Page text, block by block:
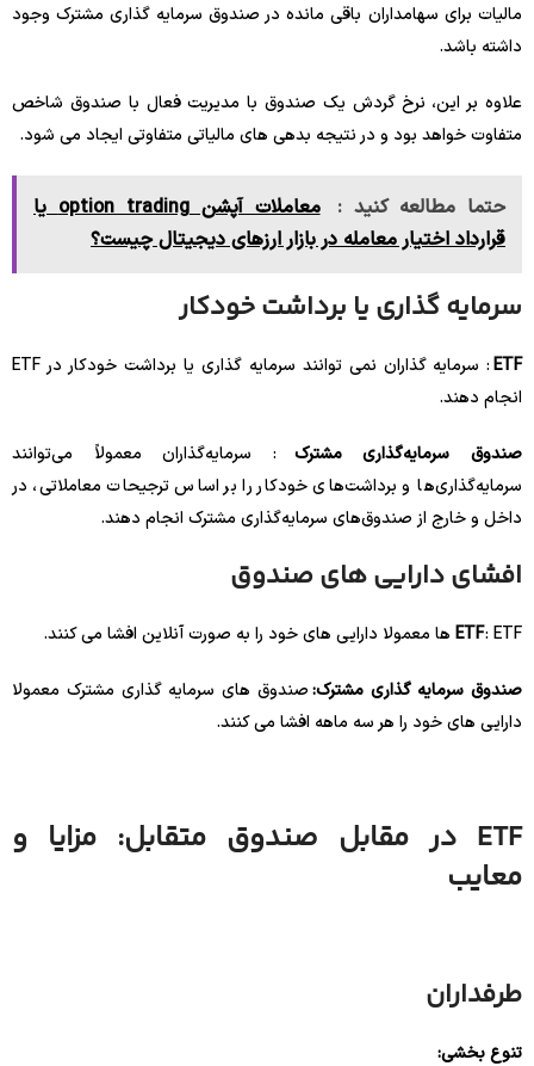
مالیات برای سهامداران باقی مانده در صندوق سرمایه گذاری مشترک وجود
داشته باشد.
علاوه بر این، نرخ گردش یک صندوق با مدیریت فعال با صندوق شاخص
متفاوت خواهد بود و در نتیجه بدهی های مالیاتی متفاوتی ایجاد می شود.
حتما مطالعه کنید :
معاملات آپشن option trading یا
قرارداد اختیار معامله در بازار ارزهای دیجیتال چیست؟
سرمایه گذاری یا برداشت خودکار
ETF
: سرمایه گذاران نمی توانند سرمایه گذاری یا برداشت خودکار در ETF
انجام دهند.
صندوق سرمایه‌گذاری مشترک : سرمایه‌گذاران معمولاً می‌توانند
سرمایه‌گذاری‌ها و برداشت‌های خودکار را بر اساس ترجیحات معاملاتی، در
داخل و خارج از صندوق‌های سرمایه‌گذاری مشترک انجام دهند.
افشای دارایی های صندوق
ETF: ETF ها معمولا دارایی های خود را به صورت آنلاین افشا می کنند.
صندوق سرمایه گذاری مشترک:صندوق های سرمایه گذاری مشترک معمولا
دارایی های خود را هر سه ماهه افشا می کنند.
ETF در مقابل صندوق متقابل: مزایا و
معایب
طرفداران
تنوع بخشی: